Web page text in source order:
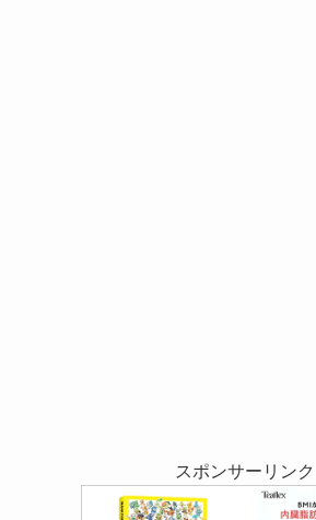
スポンサーリンク